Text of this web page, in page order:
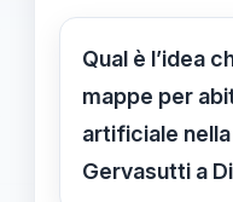
Qual è l’idea
mappe per
artificiale
Gervasutti a